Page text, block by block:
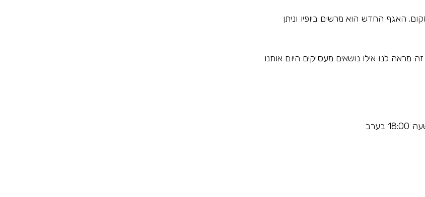
האגף החדש הוא מרשים ביופיו וניתן
מראה לנו אילו נושאים מעסיקים היום אותנו